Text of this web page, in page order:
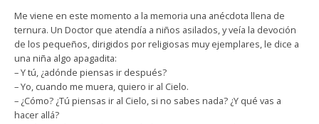
Me viene en este momento a la memoria una anécdota llena de
ternura. Un Doctor que atendía a niños asilados, y veía la devoción
de los pequeños, dirigidos por religiosas muy ejemplares, le dice a
una niña algo apagadita:
– Y tú, ¿adónde piensas ir después?
– Yo, cuando me muera, quiero ir al Cielo.
– ¿Cómo? ¿Tú piensas ir al Cielo, si no sabes nada? ¿Y qué vas a
hacer allá?